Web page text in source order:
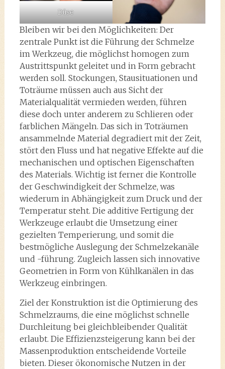
Düse
Bleiben wir bei den Möglichkeiten: Der
zentrale Punkt ist die Führung der Schmelze
im Werkzeug, die möglichst homogen zum
Austrittspunkt geleitet und in Form gebracht
werden soll. Stockungen, Stausituationen und
Toträume müssen auch aus Sicht der
Materialqualität vermieden werden, führen
diese doch unter anderem zu Schlieren oder
farblichen Mängeln. Das sich in Toträumen
ansammelnde Material degradiert mit der Zeit,
stört den Fluss und hat negative Effekte auf die
mechanischen und optischen Eigenschaften
des Materials. Wichtig ist ferner die Kontrolle
der Geschwindigkeit der Schmelze, was
wiederum in Abhängigkeit zum Druck und der
Temperatur steht. Die additive Fertigung der
Werkzeuge erlaubt die Umsetzung einer
gezielten Temperierung, und somit die
bestmögliche Auslegung der Schmelzekanäle
und -führung. Zugleich lassen sich innovative
Geometrien in Form von Kühlkanälen in das
Werkzeug einbringen.
Ziel der Konstruktion ist die Optimierung des
Schmelzraums, die eine möglichst schnelle
Durchleitung bei gleichbleibender Qualität
erlaubt. Die Effizienzsteigerung kann bei der
Massenproduktion entscheidende Vorteile
bieten. Dieser ökonomische Nutzen in der